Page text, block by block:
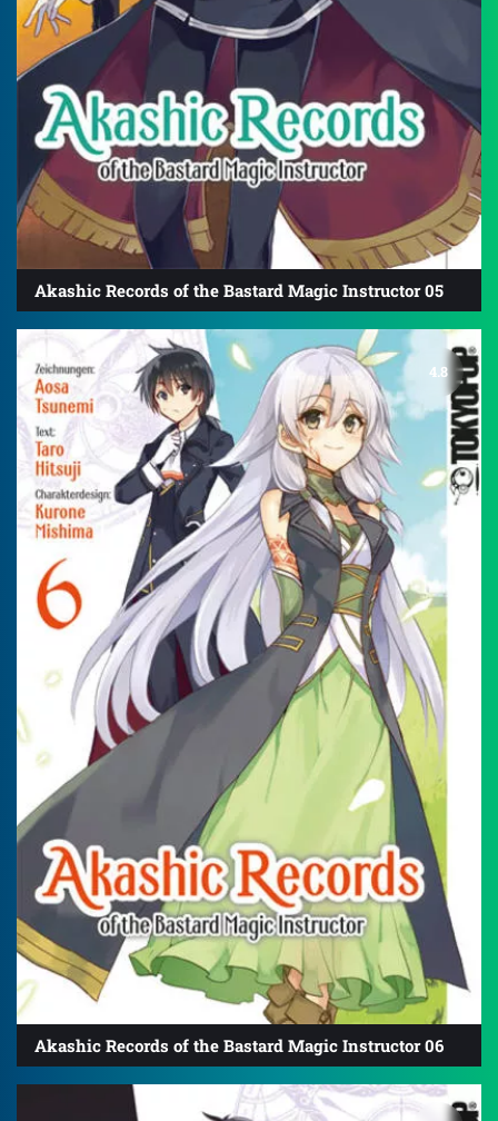
Akashic Records of the Bastard Magic Instructor 05
4.8
Akashic Records of the Bastard Magic Instructor 06